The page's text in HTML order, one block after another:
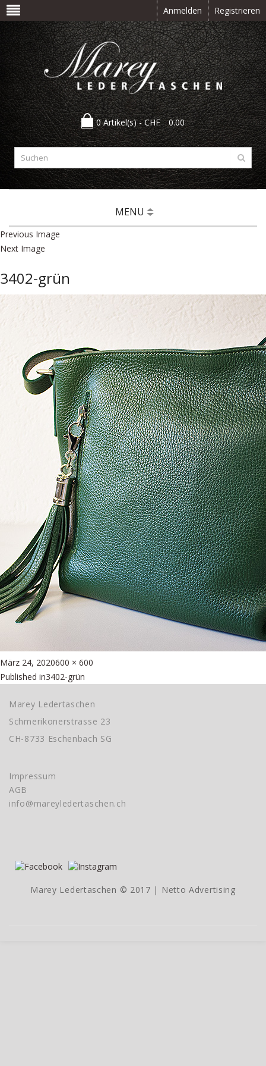
Anmelden Registrieren
0 Artikel(s) -CHF 0.00
MENU
Previous Image
Next Image
3402-grün
Posted
on
März 24, 2020Full
size
600 × 600
Beitragsnavigation
Published in3402-grün
Marey Ledertaschen
Schmerikonerstrasse 23
CH-8733 Eschenbach SG
Impressum
AGB
info@mareyledertaschen.ch
Marey Ledertaschen © 2017 | Netto Advertising